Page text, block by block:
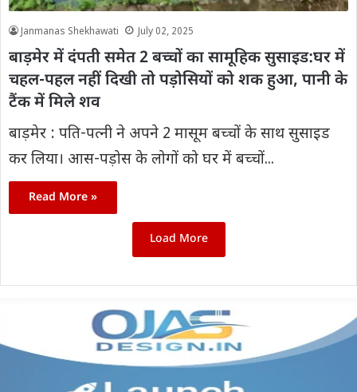
Janmanas Shekhawati July 02, 2025
बाड़मेर में दंपती समेत 2 बच्चों का सामूहिक सुसाइड:घर में
चहल-पहल नहीं दिखी तो पड़ोसियों को शक हुआ, पानी के
टैंक में मिले शव
बाड़मेर : पति-पत्नी ने अपने 2 मासूम बच्चों के साथ सुसाइड
कर लिया। आस-पड़ोस के लोगों को घर में बच्चों...
Read More »
Load More